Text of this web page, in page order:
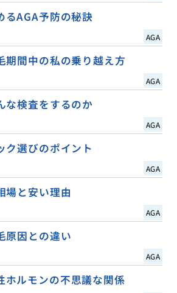
るAGA予防の秘訣
AGA
期間中の私の乗り越え方
AGA
な検査をするのか
AGA
ク選びのポイント
AGA
場と安い理由
AGA
原因との違い
AGA
ホルモンの不思議な関係